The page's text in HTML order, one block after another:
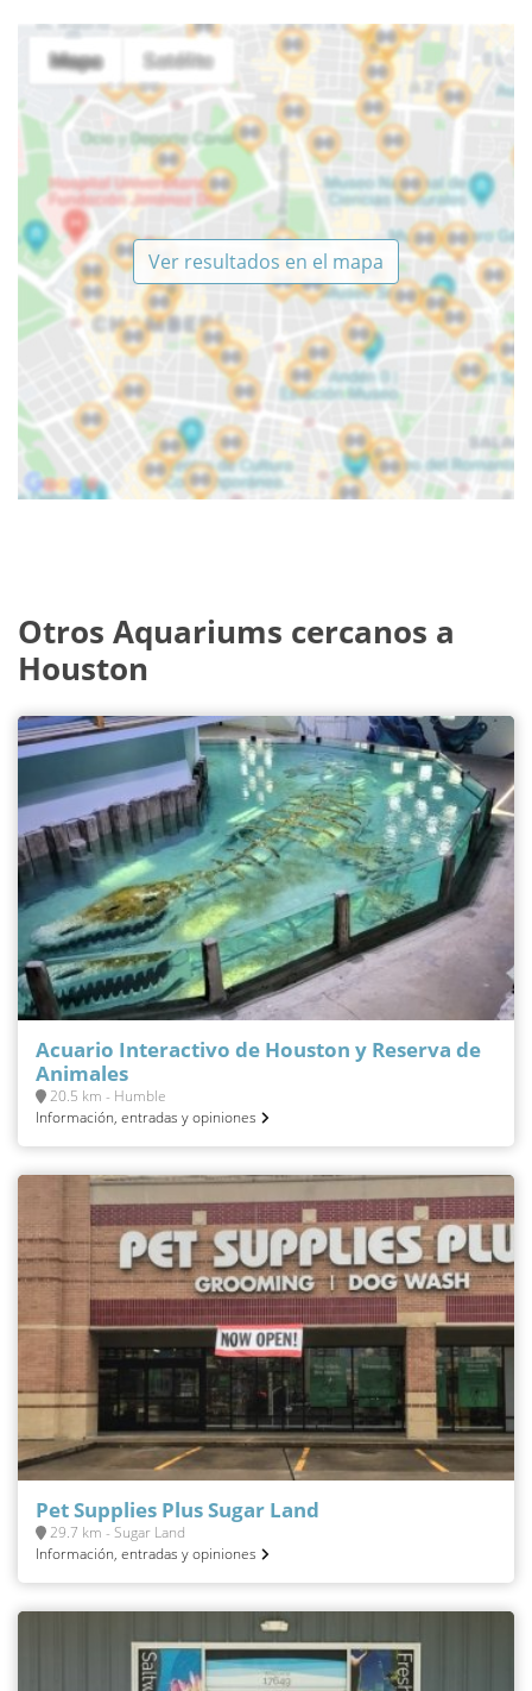
Ver resultados en el mapa
Otros Aquariums cercanos a
Houston
Acuario Interactivo de Houston y Reserva de
Animales
20.5 km - Humble
Información, entradas y opiniones
Pet Supplies Plus Sugar Land
29.7 km - Sugar Land
Información, entradas y opiniones